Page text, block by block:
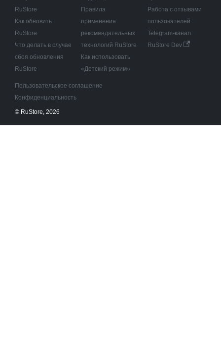
RuStore
Как обновить
RuStore
Что делать в случае
сбоя обновления
RuStore
Правила
применения
рекомендательных
технологий RuStore
Как использовать
«Детский режим»
Работа с отзывами
пользователей
Telegram-канал
RuStore Dev
Пользовательское соглашение
Конфиденциальность
© RuStore, 2026